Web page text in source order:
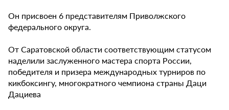
Он присвоен 6 представителям Приволжского
федерального округа.
От Саратовской области соответствующим статусом
наделили заслуженного мастера спорта России,
победителя и призера международных турниров по
кикбоксингу, многократного чемпиона страны Даци
Дациева